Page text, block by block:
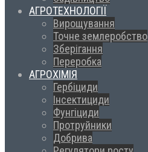
АГРОТЕХНОЛОГІЇ
Вирощування
Точне землеробство
Зберігання
Переробка
АГРОХІМІЯ
Гербіциди
Інсектициди
Фунгіциди
Протруйники
Добрива